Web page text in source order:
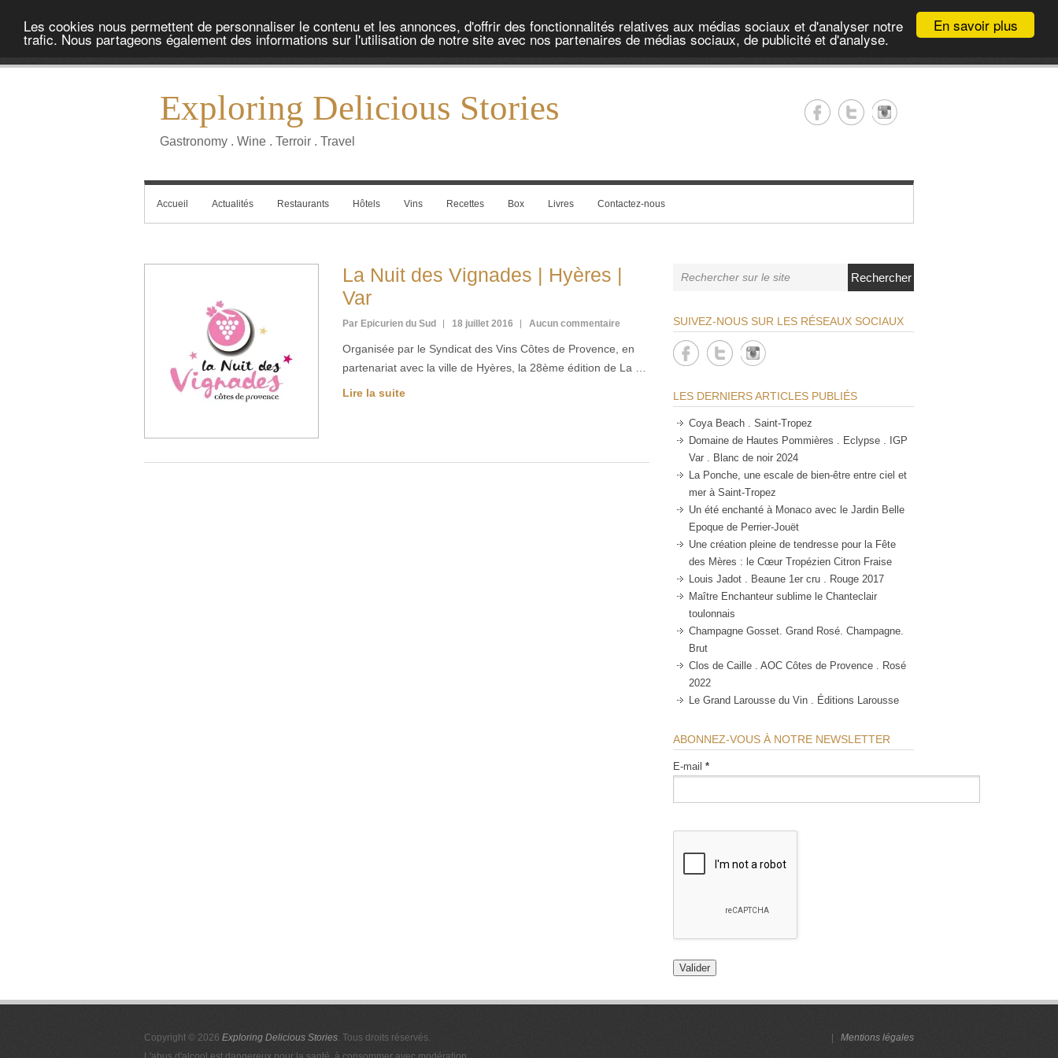
En savoir plus
Les cookies nous permettent de personnaliser le contenu et les annonces, d'offrir des fonctionnalités relatives aux médias sociaux et d'analyser notre
trafic. Nous partageons également des informations sur l'utilisation de notre site avec nos partenaires de médias sociaux, de publicité et d'analyse.
Exploring Delicious Stories
Gastronomy . Wine . Terroir . Travel
Accueil Actualités Restaurants Hôtels Vins Recettes Box Livres Contactez-nous
La Nuit des Vignades | Hyères |
Var
Par Epicurien du Sud 18 juillet 2016 Aucun commentaire
Organisée par le Syndicat des Vins Côtes de Provence, en
partenariat avec la ville de Hyères, la 28ème édition de La …
Lire la suite
Rechercher
SUIVEZ-NOUS SUR LES RÉSEAUX SOCIAUX
LES DERNIERS ARTICLES PUBLIÉS
Coya Beach . Saint-Tropez
Domaine de Hautes Pommières . Eclypse . IGP
Var . Blanc de noir 2024
La Ponche, une escale de bien-être entre ciel et
mer à Saint-Tropez
Un été enchanté à Monaco avec le Jardin Belle
Epoque de Perrier-Jouët
Une création pleine de tendresse pour la Fête
des Mères : le Cœur Tropézien Citron Fraise
Louis Jadot . Beaune 1er cru . Rouge 2017
Maître Enchanteur sublime le Chanteclair
toulonnais
Champagne Gosset. Grand Rosé. Champagne.
Brut
Clos de Caille . AOC Côtes de Provence . Rosé
2022
Le Grand Larousse du Vin . Éditions Larousse
ABONNEZ-VOUS À NOTRE NEWSLETTER
E-mail *
Copyright © 2026 Exploring Delicious Stories. Tous droits réservés.
Mentions légales